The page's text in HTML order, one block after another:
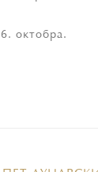
октобра.